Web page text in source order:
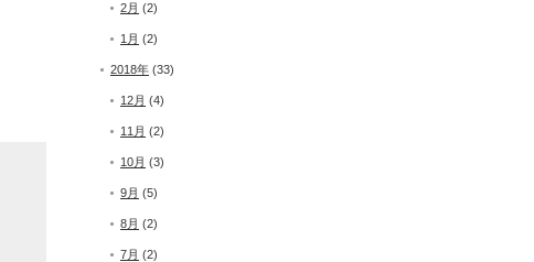
2月 (2)
1月 (2)
2018年 (33)
12月 (4)
11月 (2)
10月 (3)
9月 (5)
8月 (2)
7月 (2)